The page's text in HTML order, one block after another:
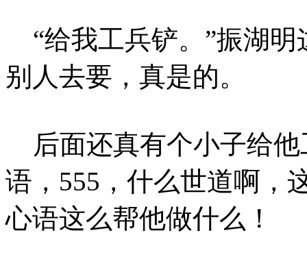
“给我工兵铲。”振湖明
别人去要，真是的。
后面还真有个小子给他
语，555，什么世道啊，
心语这么帮他做什么！